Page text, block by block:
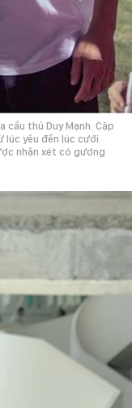
cầu thủ Duy Mạnh. Cặp
yêu đến lúc cưới.
nhận xét có gương